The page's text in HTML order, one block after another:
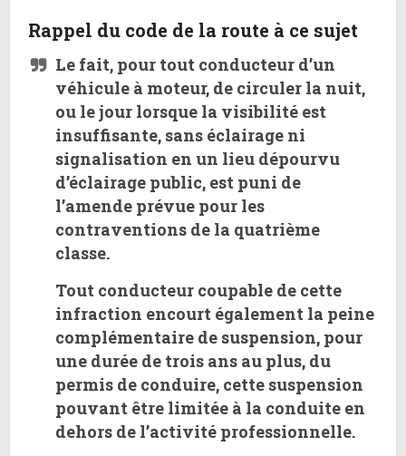
Rappel du code de la route à ce sujet
Le fait, pour tout conducteur d’un
véhicule à moteur, de circuler la nuit,
ou le jour lorsque la visibilité est
insuffisante, sans éclairage ni
signalisation en un lieu dépourvu
d’éclairage public, est puni de
l’amende prévue pour les
contraventions de la quatrième
classe.
Tout conducteur coupable de cette
infraction encourt également la peine
complémentaire de suspension, pour
une durée de trois ans au plus, du
permis de conduire, cette suspension
pouvant être limitée à la conduite en
dehors de l’activité professionnelle.